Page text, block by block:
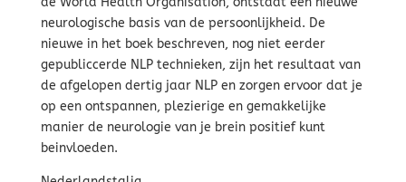
neurologische basis van de persoonlijkheid. De
nieuwe in het boek beschreven, nog niet eerder
gepubliccerde NLP technieken, zijn het resultaat van
de afgelopen dertig jaar NLP en zorgen ervoor dat je
op een ontspannen, plezierige en gemakkelijke
manier de neurologie van je brein positief kunt
beinvloeden.